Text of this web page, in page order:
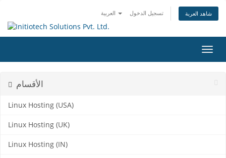
تسجيل الدخول شاهد العربة
الأقسام
Linux Hosting (USA)
Linux Hosting (UK)
Linux Hosting (IN)